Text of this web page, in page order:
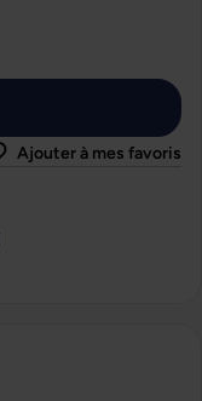
Ajouter à mes favoris